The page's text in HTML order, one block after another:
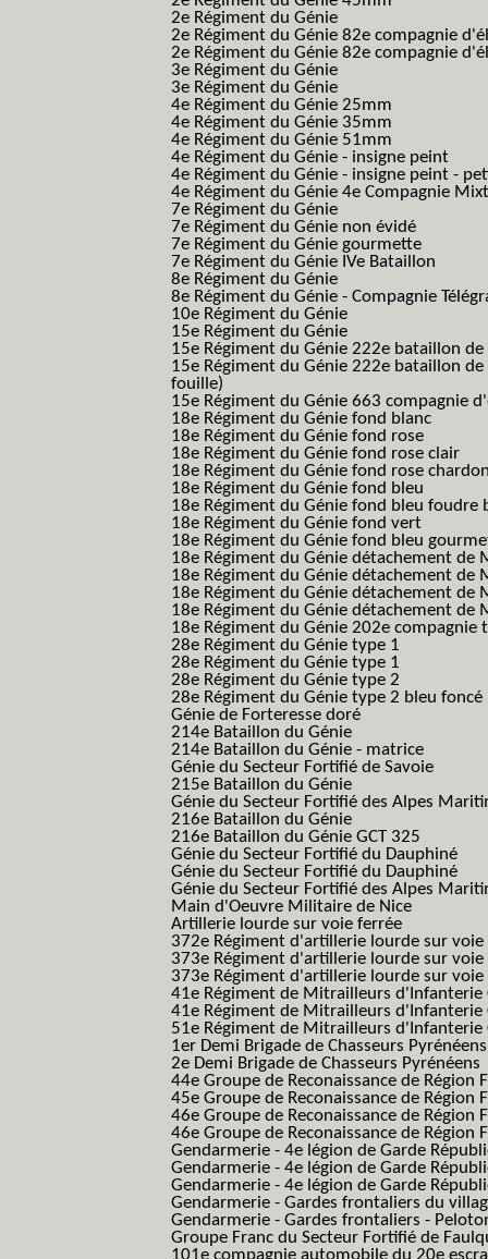
2e Régiment du Génie
2e Régiment du Génie 82e compagnie
2e Régiment du Génie 82e compagnie
3e Régiment du Génie
3e Régiment du Génie
4e Régiment du Génie 25mm
4e Régiment du Génie 35mm
4e Régiment du Génie 51mm
4e Régiment du Génie - insigne peint
4e Régiment du Génie - insigne peint -
4e Régiment du Génie 4e Compagnie
7e Régiment du Génie
7e Régiment du Génie non évidé
7e Régiment du Génie gourmette
7e Régiment du Génie IVe Bataillon
8e Régiment du Génie
8e Régiment du Génie - Compagnie
10e Régiment du Génie
15e Régiment du Génie
15e Régiment du Génie 222e bataillon
15e Régiment du Génie 222e bataillon
fouille)
15e Régiment du Génie 663 compagnie
18e Régiment du Génie fond blanc
18e Régiment du Génie fond rose
18e Régiment du Génie fond rose clair
18e Régiment du Génie fond rose
18e Régiment du Génie fond bleu
18e Régiment du Génie fond bleu foudre
18e Régiment du Génie fond vert
18e Régiment du Génie fond bleu
18e Régiment du Génie détachement de
18e Régiment du Génie détachement de
18e Régiment du Génie détachement de
18e Régiment du Génie détachement de
18e Régiment du Génie 202e compagnie
28e Régiment du Génie type 1
28e Régiment du Génie type 1
28e Régiment du Génie type 2
28e Régiment du Génie type 2 bleu foncé
Génie de Forteresse doré
214e Bataillon du Génie
214e Bataillon du Génie - matrice
Génie du Secteur Fortifié de Savoie
215e Bataillon du Génie
Génie du Secteur Fortifié des Alpes
216e Bataillon du Génie
216e Bataillon du Génie GCT 325
Génie du Secteur Fortifié du Dauphiné
Génie du Secteur Fortifié du Dauphiné
Génie du Secteur Fortifié des Alpes
Main d'Oeuvre Militaire de Nice
Artillerie lourde sur voie ferrée
372e Régiment d'artillerie lourde sur voie
373e Régiment d'artillerie lourde sur voie
373e Régiment d'artillerie lourde sur
41e Régiment de Mitrailleurs d'Infanterie
41e Régiment de Mitrailleurs d'Infanterie
51e Régiment de Mitrailleurs d'Infanterie
1er Demi Brigade de Chasseurs Pyrénéens
2e Demi Brigade de Chasseurs Pyrénéens
44e Groupe de Reconaissance de Région
45e Groupe de Reconaissance de Région
46e Groupe de Reconaissance de Région
46e Groupe de Reconaissance de
Gendarmerie - 4e légion de Garde
Gendarmerie - 4e légion de Garde
Gendarmerie - 4e légion de Garde
Gendarmerie - Gardes frontaliers du
Gendarmerie - Gardes frontaliers -
Groupe Franc du Secteur Fortifié de
101e compagnie automobile du 20e